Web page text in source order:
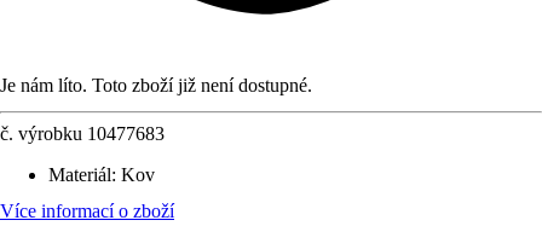
Je nám líto. Toto zboží již není dostupné.
č. výrobku 10477683
Materiál: Kov
Více informací o zboží